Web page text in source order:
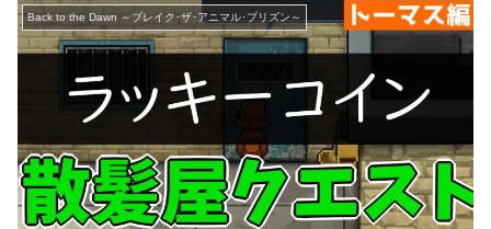
Back to the Dawn ～ブレイク･ザ･アニマル･プリズン～